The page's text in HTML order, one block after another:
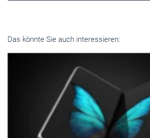
Das könnte Sie auch interessieren: